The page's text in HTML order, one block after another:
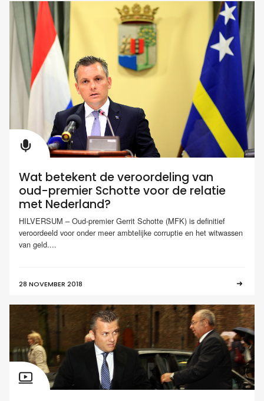
Wat betekent de veroordeling van
oud-premier Schotte voor de relatie
met Nederland?
HILVERSUM – Oud-premier Gerrit Schotte (MFK) is definitief
veroordeeld voor onder meer ambtelijke corruptie en het witwassen
van geld....
28 NOVEMBER 2018